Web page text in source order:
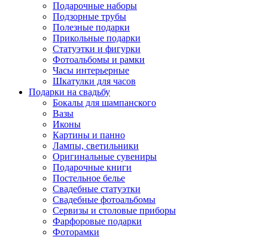
Подарочные наборы
Подзорные трубы
Полезные подарки
Прикольные подарки
Статуэтки и фигурки
Фотоальбомы и рамки
Часы интерьерные
Шкатулки для часов
Подарки на свадьбу
Бокалы для шампанского
Вазы
Иконы
Картины и панно
Лампы, светильники
Оригинальные сувениры
Подарочные книги
Постельное белье
Свадебные статуэтки
Свадебные фотоальбомы
Сервизы и столовые приборы
Фарфоровые подарки
Фоторамки